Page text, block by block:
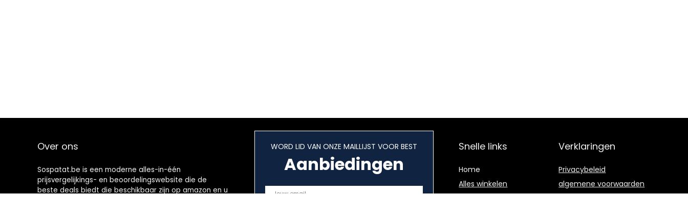
Over ons
Sospatat.be is een moderne alles-in-één
prijsvergelijkings- en beoordelingswebsite die de
beste deals biedt die beschikbaar zijn op amazon en u
WORD LID VAN ONZE MAILLIJST VOOR BEST
Aanbiedingen
Snelle links
Home
Alles winkelen
Verklaringen
Privacybeleid
algemene voorwaarden